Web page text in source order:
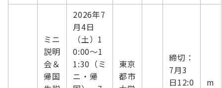
ミニ
説明
会＆
帰国
2026年7
月4日
（土）1
0:00～1
1:30（ミ
ニ・帰
東京
都市
締切：
7月3
日12:0
m